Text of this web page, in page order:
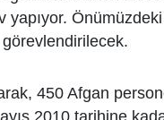
yapıyor.
görevlendirilecek.
450 Afgan
2010 tarihine